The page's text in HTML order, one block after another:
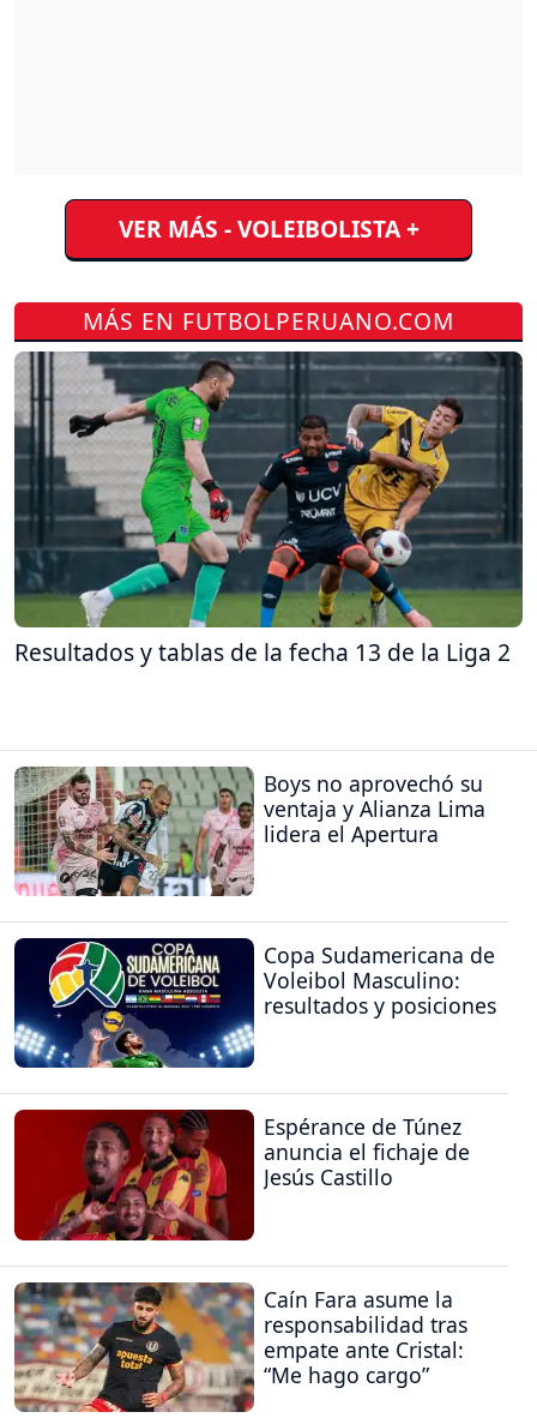
VER MÁS - VOLEIBOLISTA +
MÁS EN FUTBOLPERUANO.COM
Resultados y tablas de la fecha 13 de la Liga 2
Boys no aprovechó su
ventaja y Alianza Lima
lidera el Apertura
Copa Sudamericana de
Voleibol Masculino:
resultados y posiciones
Espérance de Túnez
anuncia el fichaje de
Jesús Castillo
Caín Fara asume la
responsabilidad tras
empate ante Cristal:
“Me hago cargo”